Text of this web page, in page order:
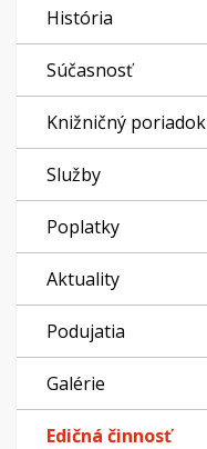
História
Súčasnosť
Knižničný poriadok
Služby
Poplatky
Aktuality
Podujatia
Galérie
Edičná činnosť